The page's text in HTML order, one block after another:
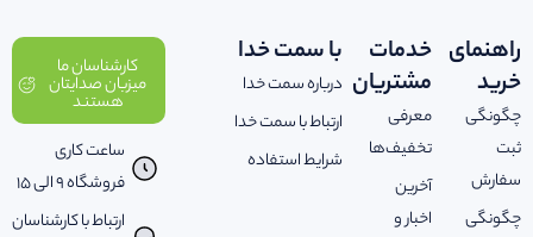
راهنمای
خرید
چگونگی
ثبت
سفارش
چگونگی
خدمات
مشتریان
معرفی
تخفیف‌ها
آخرین
اخبار و
با سمت خدا
درباره سمت خدا
ارتباط با سمت خدا
شرایط استفاده
کارشناسان ما
میزبان صدایتان
هستند
ساعت کاری
فروشگاه 9 الی 15
ارتباط با کارشناسان